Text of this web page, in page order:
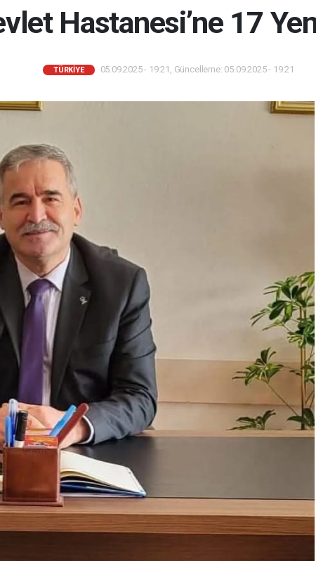
Hastanesi’ne 17
TÜRKIYE 05.09.2025 - 19:21, Güncelleme: 05.09.2025 - 19:21